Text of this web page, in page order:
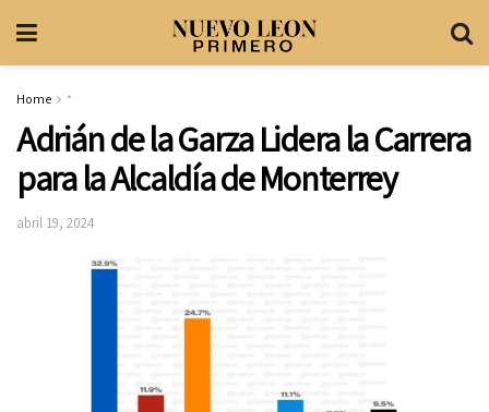
Home *
Adrián de la Garza Lidera la Carrera
para la Alcaldía de Monterrey
abril 19, 2024